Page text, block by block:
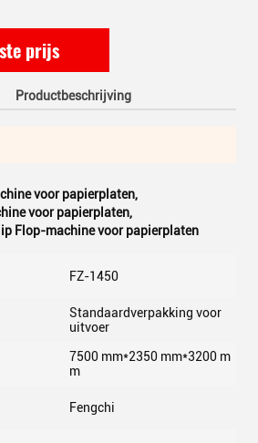
prijs
Productbeschrijving
voor papierplaten,
voor papierplaten,
Flop-machine voor papierplaten
FZ-1450
Standaardverpakking voor
uitvoer
7500 mm*2350 mm*3200 m
m
Fengchi